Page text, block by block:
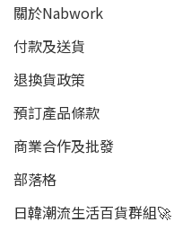
關於Nabwork
付款及送貨
退換貨政策
預訂產品條款
商業合作及批發
部落格
日韓潮流生活百貨群組🚀